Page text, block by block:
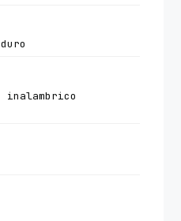
inalambrico